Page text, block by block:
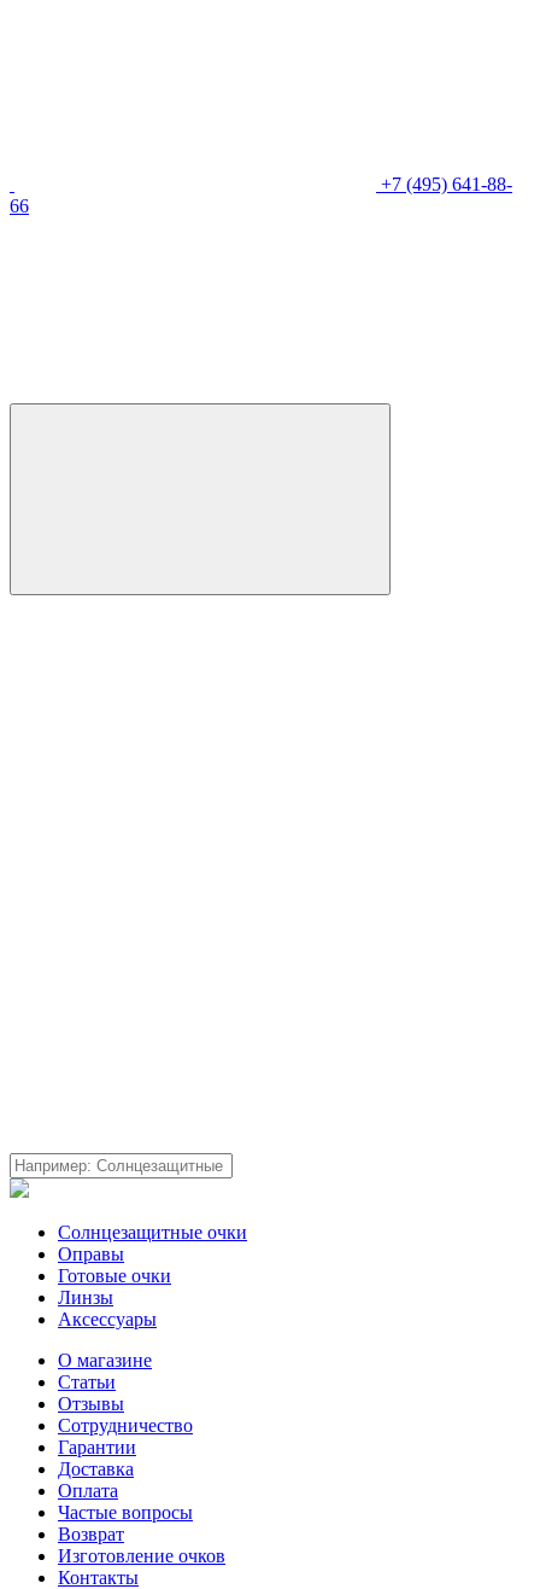
+7 (495) 641-88-
66
Солнцезащитные очки
Оправы
Готовые очки
Линзы
Аксессуары
О магазине
Статьи
Отзывы
Сотрудничество
Гарантии
Доставка
Оплата
Частые вопросы
Возврат
Изготовление очков
Контакты